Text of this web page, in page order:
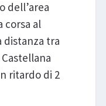
dell’area
corsa al
distanza tra
ritardo di 2